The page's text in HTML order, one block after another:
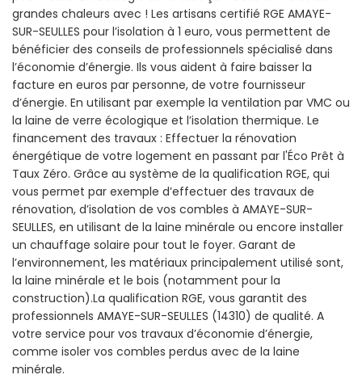
grandes chaleurs avec ! Les artisans certifié RGE AMAYE-
SUR-SEULLES pour l’isolation à 1 euro, vous permettent de
bénéficier des conseils de professionnels spécialisé dans
l’économie d’énergie. Ils vous aident à faire baisser la
facture en euros par personne, de votre fournisseur
d’énergie. En utilisant par exemple la ventilation par VMC ou
la laine de verre écologique et l’isolation thermique. Le
financement des travaux : Effectuer la rénovation
énergétique de votre logement en passant par l'Éco Prêt à
Taux Zéro. Grâce au système de la qualification RGE, qui
vous permet par exemple d’effectuer des travaux de
rénovation, d’isolation de vos combles à AMAYE-SUR-
SEULLES, en utilisant de la laine minérale ou encore installer
un chauffage solaire pour tout le foyer. Garant de
l’environnement, les matériaux principalement utilisé sont,
la laine minérale et le bois (notamment pour la
construction).La qualification RGE, vous garantit des
professionnels AMAYE-SUR-SEULLES (14310) de qualité. A
votre service pour vos travaux d’économie d’énergie,
comme isoler vos combles perdus avec de la laine
minérale.